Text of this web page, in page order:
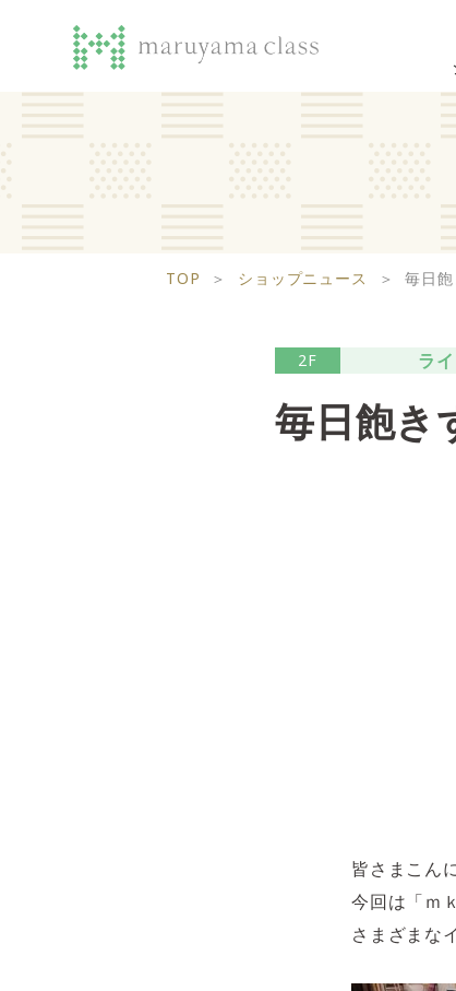
TOP ＞ ショップニュース ＞ 毎日
2F ラ
毎日飽き
皆さまこん
今回は「ｍ
さまざまな